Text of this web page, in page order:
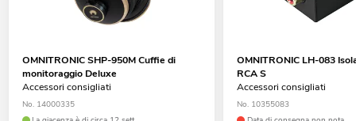
OMNITRONIC SHP-950M Cuffie di
monitoraggio Deluxe
Accessori consigliati
No. 14000335
OMNITRONIC LH-083
RCA S
Accessori consigliati
No. 10355083